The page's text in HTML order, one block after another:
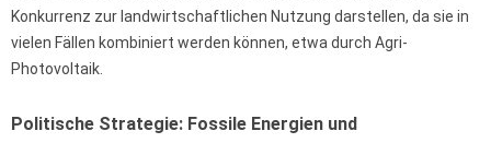
Konkurrenz zur landwirtschaftlichen Nutzung darstellen, da sie in
vielen Fällen kombiniert werden können, etwa durch Agri-
Photovoltaik.
Politische Strategie: Fossile Energien und